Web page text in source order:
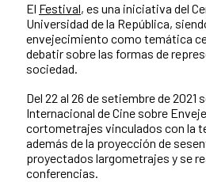
El Festival, es una iniciativa del
Universidad de la República,
envejecimiento como temática
debatir sobre las formas de
sociedad.
Del 22 al 26 de setiembre de
Internacional de Cine sobre
cortometrajes vinculados con la
además de la proyección de
proyectados largometrajes y se
conferencias.